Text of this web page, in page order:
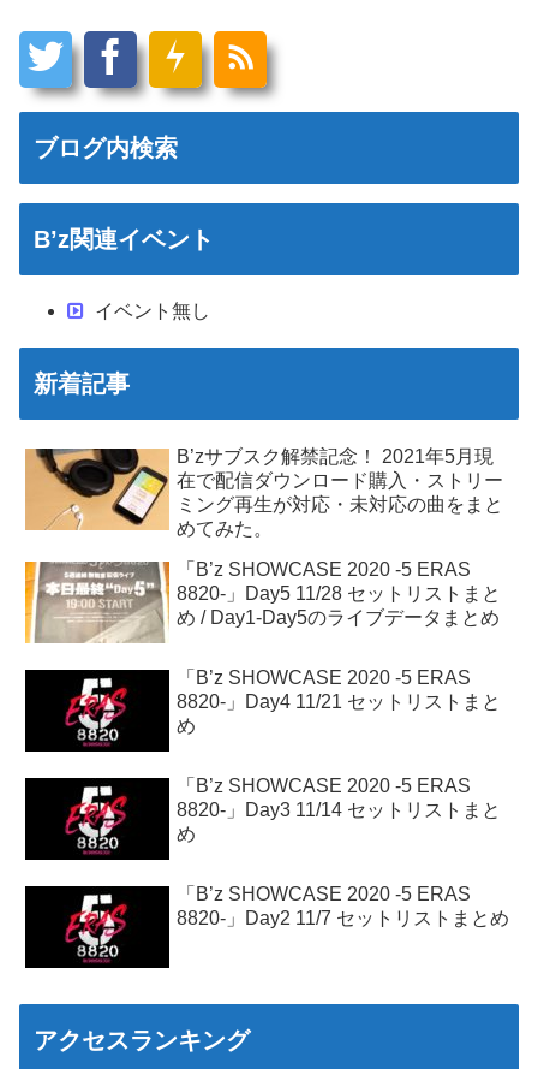
ブログ内検索
B’z関連イベント
イベント無し
新着記事
B’zサブスク解禁記念！ 2021年5月現
在で配信ダウンロード購入・ストリー
ミング再生が対応・未対応の曲をまと
めてみた。
「B’z SHOWCASE 2020 -5 ERAS
8820-」Day5 11/28 セットリストまと
め / Day1-Day5のライブデータまとめ
「B’z SHOWCASE 2020 -5 ERAS
8820-」Day4 11/21 セットリストまと
め
「B’z SHOWCASE 2020 -5 ERAS
8820-」Day3 11/14 セットリストまと
め
「B’z SHOWCASE 2020 -5 ERAS
8820-」Day2 11/7 セットリストまとめ
アクセスランキング